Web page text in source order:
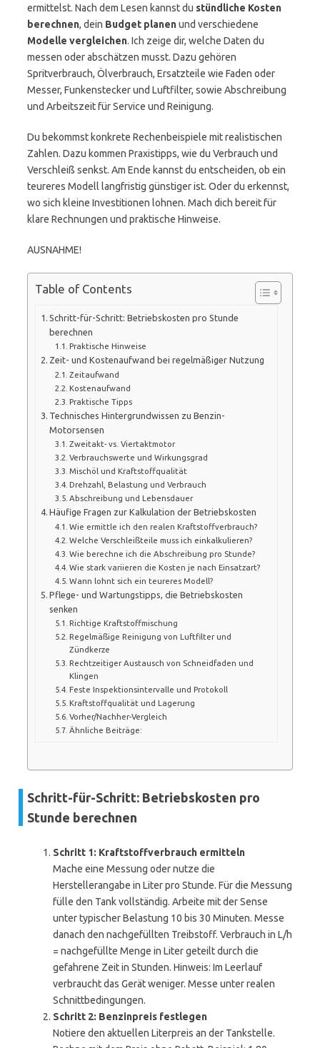
ermittelst. Nach dem Lesen kannst du stündliche Kosten
berechnen, dein Budget planenund verschiedene
Modelle vergleichen. Ich zeige dir, welche Daten du
messen oder abschätzen musst. Dazu gehören
Spritverbrauch, Ölverbrauch, Ersatzteile wie Faden oder
Messer, Funkenstecker und Luftfilter, sowie Abschreibung
und Arbeitszeit für Service und Reinigung.
Du bekommst konkrete Rechenbeispiele mit realistischen
Zahlen. Dazu kommen Praxistipps, wie du Verbrauch und
Verschleiß senkst. Am Ende kannst du entscheiden, ob ein
teureres Modell langfristig günstiger ist. Oder du erkennst,
wo sich kleine Investitionen lohnen. Mach dich bereit für
klare Rechnungen und praktische Hinweise.
AUSNAHME!
Table of Contents
Schritt-für-Schritt: Betriebskosten pro Stunde
berechnen
Praktische Hinweise
Zeit- und Kostenaufwand bei regelmäßiger Nutzung
Zeitaufwand
Kostenaufwand
Praktische Tipps
Technisches Hintergrundwissen zu Benzin-
Motorsensen
Zweitakt- vs. Viertaktmotor
Verbrauchswerte und Wirkungsgrad
Mischöl und Kraftstoffqualität
Drehzahl, Belastung und Verbrauch
Abschreibung und Lebensdauer
Häufige Fragen zur Kalkulation der Betriebskosten
Wie ermittle ich den realen Kraftstoffverbrauch?
Welche Verschleißteile muss ich einkalkulieren?
Wie berechne ich die Abschreibung pro Stunde?
Wie stark variieren die Kosten je nach Einsatzart?
Wann lohnt sich ein teureres Modell?
Pflege- und Wartungstipps, die Betriebskosten
senken
Richtige Kraftstoffmischung
Regelmäßige Reinigung von Luftfilter und
Zündkerze
Rechtzeitiger Austausch von Schneidfaden und
Klingen
Feste Inspektionsintervalle und Protokoll
Kraftstoffqualität und Lagerung
Vorher/Nachher-Vergleich
Ähnliche Beiträge:
Schritt-für-Schritt: Betriebskosten pro
Stunde berechnen
Schritt 1: Kraftstoffverbrauch ermitteln
Mache eine Messung oder nutze die
Herstellerangabe in Liter pro Stunde. Für die Messung
fülle den Tank vollständig. Arbeite mit der Sense
unter typischer Belastung 10 bis 30 Minuten. Messe
danach den nachgefüllten Treibstoff. Verbrauch in L/h
= nachgefüllte Menge in Liter geteilt durch die
gefahrene Zeit in Stunden. Hinweis: Im Leerlauf
verbraucht das Gerät weniger. Messe unter realen
Schnittbedingungen.
Schritt 2: Benzinpreis festlegen
Notiere den aktuellen Literpreis an der Tankstelle.